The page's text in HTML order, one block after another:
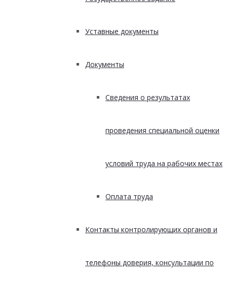
Уставные документы
Документы
Сведения о результатах
проведения специальной оценки
условий труда на рабочих местах
Оплата труда
Контакты контролирующих органов и
телефоны доверия, консультации по